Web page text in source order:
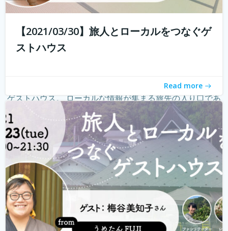
【2021/03/30】旅人とローカルをつなぐゲ
ストハウス
Read more
ゲストハウス。 ローカルな情報が集まる旅先の入り口であ
り、自分とは異なる価値観の人と気軽に出会える交流の
場。 しかし、コロナウィルスの影響で、交流できるゲスト
ハウスに実際に行けることが少なくなり、寂しく感じてい
る旅人もたくさんいらっしゃると...
続きを読む